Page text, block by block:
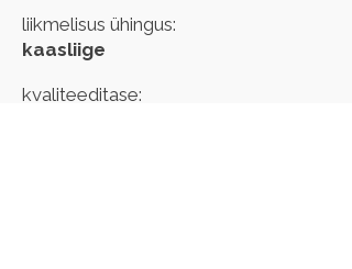
liikmelisus ühingus:
kaasliige
kvaliteeditase: